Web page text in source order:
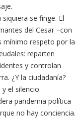
se finge. El
del Cesar –con
mínimo respeto por la
reparten
y controlan
¿Y la ciudadanía?
el silencio.
pandemia política
no hay conciencia.